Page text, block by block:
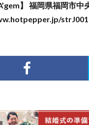
】
福岡県福岡市中